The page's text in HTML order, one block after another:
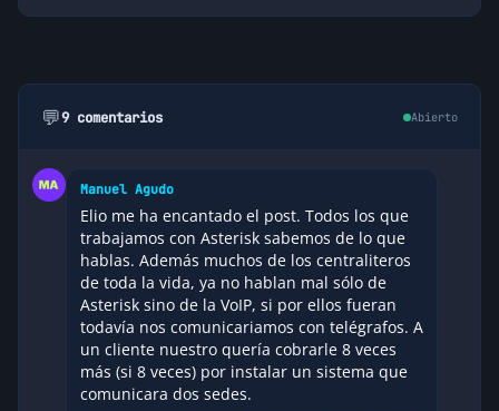
💬9 comentarios Abierto
Manuel Agudo
Elio me ha encantado el post. Todos los que
trabajamos con Asterisk sabemos de lo que
hablas. Además muchos de los centraliteros
de toda la vida, ya no hablan mal sólo de
Asterisk sino de la VoIP, si por ellos fueran
todavía nos comunicariamos con telégrafos. A
un cliente nuestro quería cobrarle 8 veces
más (si 8 veces) por instalar un sistema que
comunicara dos sedes.